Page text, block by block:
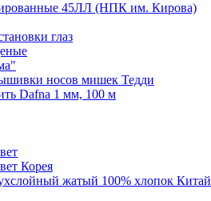
45ЛЛ (НПК им. Кирова)
глаз
носов мишек Тедди
Dafna 1 мм, 100 м
Корея
жатый 100% хлопок Китай